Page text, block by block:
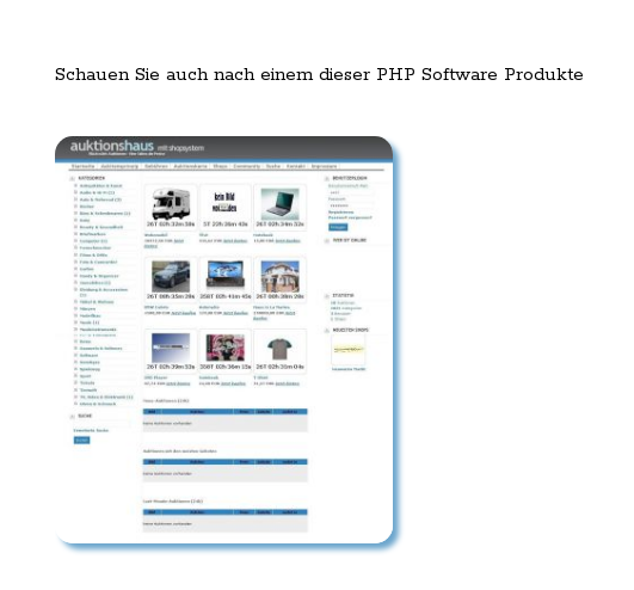
Schauen Sie auch nach einem dieser PHP Software Produkte